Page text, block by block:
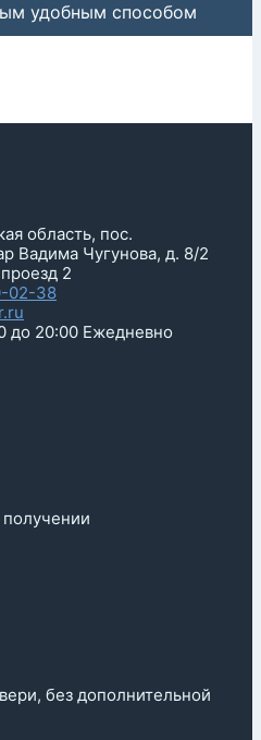
удобным способом
область, пос.
Вадима Чугунова, д. 8/2
2
02-38
до 20:00 Ежедневно
без дополнительной